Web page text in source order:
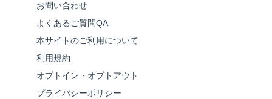
お問い合わせ
よくあるご質問QA
本サイトのご利用について
利用規約
オプトイン・オプトアウト
プライバシーポリシー